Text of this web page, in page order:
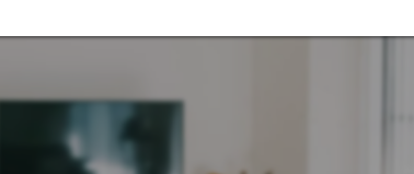
よくある質問